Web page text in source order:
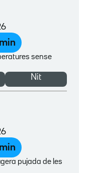
sense
Nit
pujada de les